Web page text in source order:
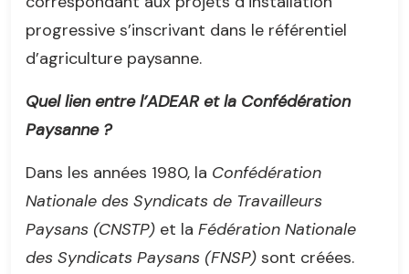
progressive s’inscrivant dans le référentiel
d’agriculture paysanne.
Quel lien entre l’ADEAR et la Confédération
Paysanne ?
Dans les années 1980, la Confédération
Nationale des Syndicats de Travailleurs
Paysans (CNSTP) et la Fédération Nationale
des Syndicats Paysans (FNSP) sont créées.